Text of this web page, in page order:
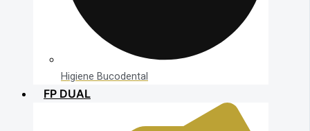
Higiene Bucodental
FP DUAL